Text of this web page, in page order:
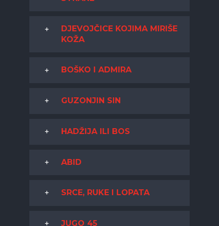
DJEVOJČICE KOJIMA MIRIŠE
KOŽA
BOŠKO I ADMIRA
GUZONJIN SIN
HADŽIJA ILI BOS
ABID
SRCE, RUKE I LOPATA
JUGO 45